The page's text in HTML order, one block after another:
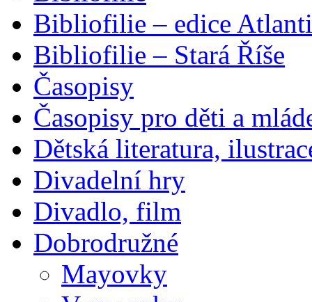
Bibliofilie – edice
Bibliofilie – Stará Říše
Časopisy
Časopisy pro děti a
Dětská literatura,
Divadelní hry
Divadlo, film
Dobrodružné
Mayovky